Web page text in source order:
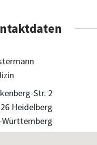
Str. 2
Heidelberg
Württemberg